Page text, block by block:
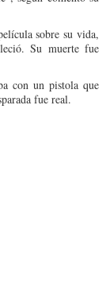
sobre su vida,
Su muerte fue
con un pistola que
fue real.